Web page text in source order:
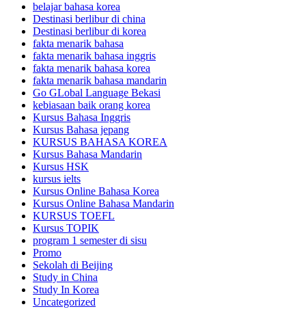
belajar bahasa korea
Destinasi berlibur di china
Destinasi berlibur di korea
fakta menarik bahasa
fakta menarik bahasa inggris
fakta menarik bahasa korea
fakta menarik bahasa mandarin
Go GLobal Language Bekasi
kebiasaan baik orang korea
Kursus Bahasa Inggris
Kursus Bahasa jepang
KURSUS BAHASA KOREA
Kursus Bahasa Mandarin
Kursus HSK
kursus ielts
Kursus Online Bahasa Korea
Kursus Online Bahasa Mandarin
KURSUS TOEFL
Kursus TOPIK
program 1 semester di sisu
Promo
Sekolah di Beijing
Study in China
Study In Korea
Uncategorized